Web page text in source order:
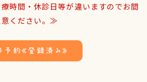
時間・休診日等が違いますのでお間
ください。≫
約《登録済み》